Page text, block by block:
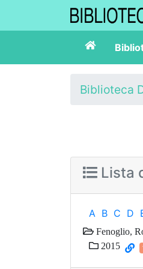
Biblioteca
Lista
A B C D
Fenoglio,
2015